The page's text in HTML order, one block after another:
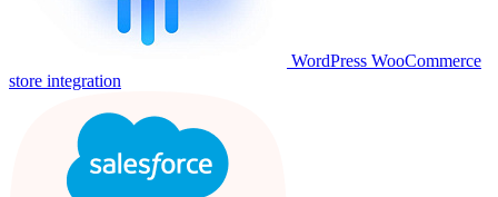
WordPress WooCommerce
store integration